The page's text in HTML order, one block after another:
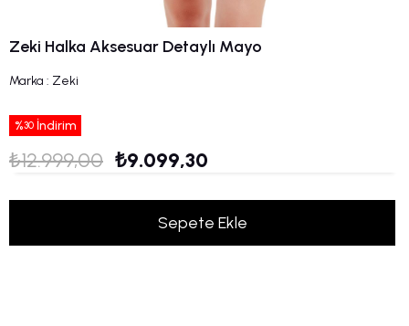
Zeki Halka Aksesuar Detaylı Mayo
Marka : Zeki
%30İndirim
₺12.999,00 ₺9.099,30